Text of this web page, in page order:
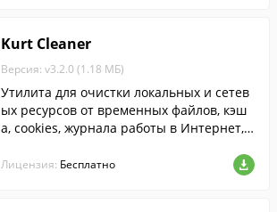
Kurt Cleaner
Версия: v3.2.0 (1.18 МБ)
Утилита для очистки локальных и сетев
ых ресурсов от временных файлов, кэш
а, cookies, журнала работы в Интернет, с
и TEMP.
Лицензия: Бесплатно